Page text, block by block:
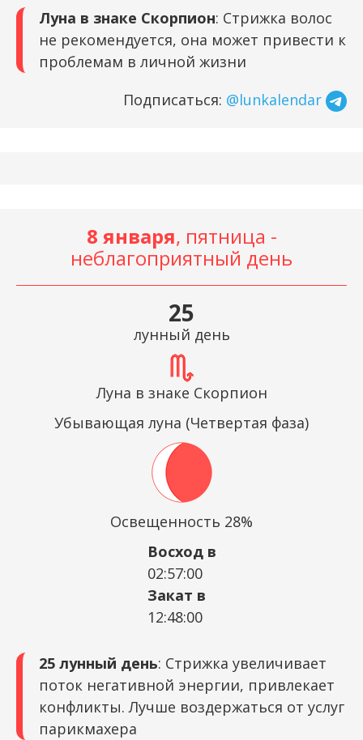
Луна в знаке Скорпион: Стрижка волос
не рекомендуется, она может привести к
проблемам в личной жизни
Подписаться: @lunkalendar
8 января, пятница -
неблагоприятный день
25
лунный день
Луна в знаке Скорпион
Убывающая луна (Четвертая фаза)
Освещенность 28%
Восход в
02:57:00
Закат в
12:48:00
25 лунный день: Стрижка увеличивает
поток негативной энергии, привлекает
конфликты. Лучше воздержаться от услуг
парикмахера